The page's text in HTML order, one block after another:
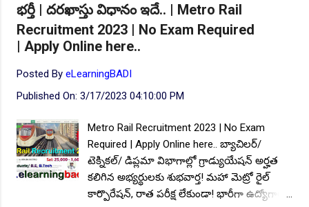
నోటిఫికేషన్ పూర్తి వివరాలు దిగువన. ఖాళీల
వివరాలు: మొత్తం ఖాళీల సంఖ్య :: 26 విభాగాల
వారీగా ఖాళీల వివరాలు: డిప్యూటీ చీఫ్ ఫైర్ ఆఫీసర్
అసిస్టెంట్ ఉద్యోగాలు | అనుభవం అవసరం లేదు |
దరఖాస్తు చేశారా?. విద్యార్హత: ప్రభుత్వ గుర్తింపు
పోస్టులను అనుసరించి బీఎస్సీ (ఫైర్ సేఫ్టీ)/
ఇంటర్మీడియట్ ఉత్తీర్ణతతో ఫైర్ సేఫ్టీ ట్రైనింగ్
సర్టిఫికెట్ కలిగి ఉండాలి. సంబంధిత విభాగంలో
అనుభవం కలిగిన వారికి ప్రాధాన్యత ఉంటుంది.
వయోపరిమితి: దరఖాస్తు తేదీ నాటికి అభ్యర్థుల
భర్తీ | దరఖాస్తు విధానం ఇదే.. | Metro Rail
Recruitment 2023 | No Exam Required
| Apply Online here..
Posted By eLearningBADI
Published On: 3/17/2023 04:10:00 PM
Metro Rail Recruitment 2023 | No Exam
Required | Apply Online here.. బ్యాచిలర్/
టెక్నికల్/ డిప్లమా విభాగాల్లో గ్రాడ్యుయేషన్ అర్హత
కలిగిన అభ్యర్థులకు శుభవార్త! మహా మెట్రో రైల్
కార్పొరేషన్, రాత పరీక్ష లేకుండా! భారీగా ఉద్యోగాల